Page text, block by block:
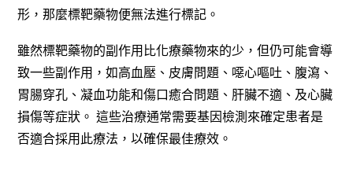
形，那麼標靶藥物便無法進行標記。
雖然標靶藥物的副作用比化療藥物來的少，但仍可能會導
致一些副作用，如高血壓、皮膚問題、噁心嘔吐、腹瀉、
胃腸穿孔、凝血功能和傷口癒合問題、肝臟不適、及心臟
損傷等症狀。 這些治療通常需要基因檢測來確定患者是
否適合採用此療法，以確保最佳療效。